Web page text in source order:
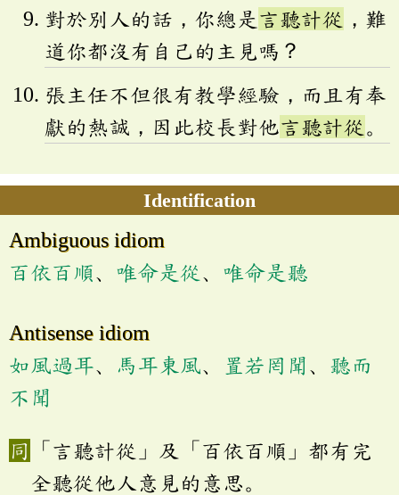
對於別人的話，你總是 言聽計從 ，難
道你都沒有自己的主見嗎？
張主任不但很有教學經驗，而且有奉
獻的熱誠，因此校長對他言聽計從 。
Identification
Ambiguous idiom
百依百順、 唯命是從 、 唯命是聽
Antisense idiom
如風過耳、 馬耳東風、 置若罔聞、 聽而
不聞
「言聽計從」及「百依百順」都有完
全聽從他人意見的意思。